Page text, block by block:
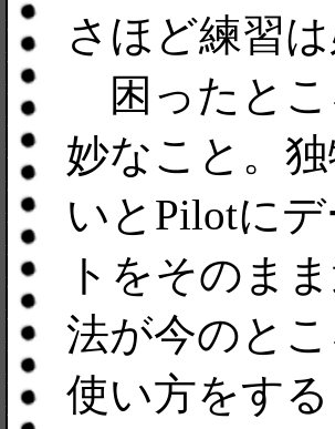
さほど練習
困ったとこ
妙なこと。
いとPilotに
トをそのま
法が今のと
使い方をす